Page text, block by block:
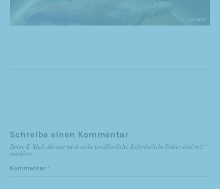
Schreibe einen Kommentar
Deine E-Mail-Adresse wird nicht veröffentlicht. Erforderliche Felder sind mit *
markiert
Kommentar *